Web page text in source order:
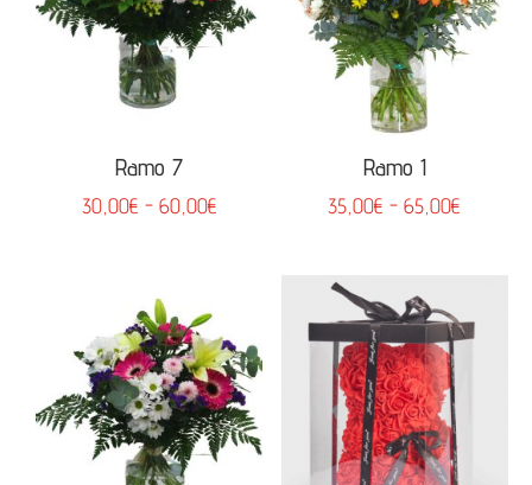
Ramo 7
30,00€ - 60,00€Rango
hasta
60,00€
Ramo 1
35,00€ - 65,00€
35,00€